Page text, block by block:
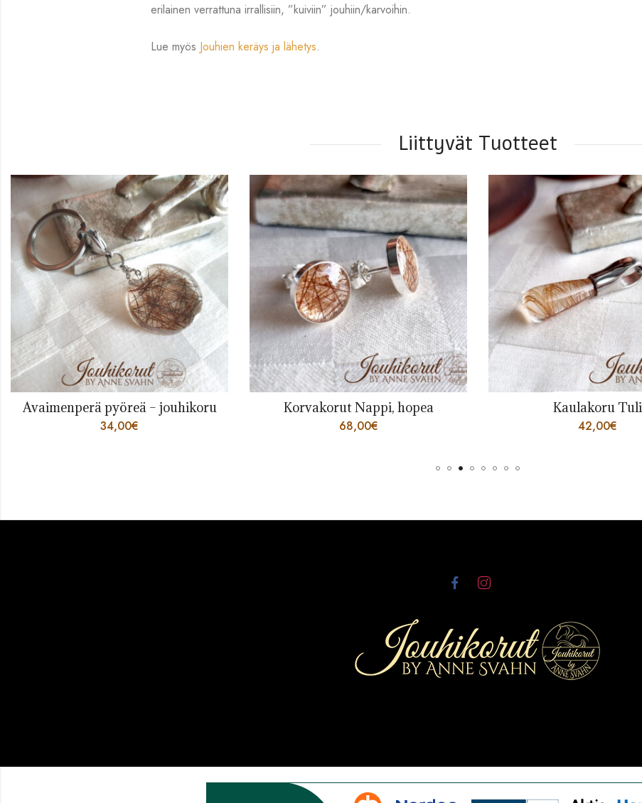
erilainen verrattuna irrallisiin, ”kuiviin” jouhiin/karvoihin.
Lue myös Jouhien keräys ja lähetys.
Liittyvät Tuotteet
Avaimenperä pyöreä – jouhikoru
34,00€
Korvakorut Nappi, hopea
68,00€
Kaulakoru Tuli
42,00€